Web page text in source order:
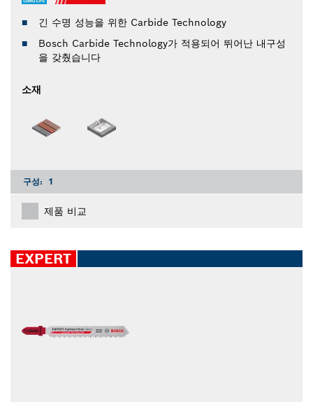
긴 수명 성능을 위한 Carbide Technology
Bosch Carbide Technology가 적용되어 뛰어난 내구성
을 갖췄습니다
소재
구성: 1
제품 비교
EXPERT